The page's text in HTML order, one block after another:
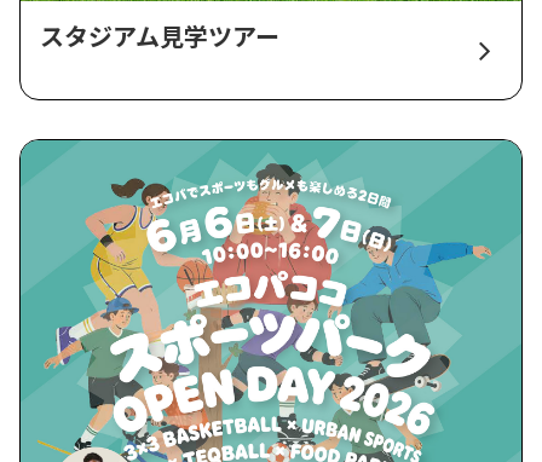
スタジアム見学ツアー